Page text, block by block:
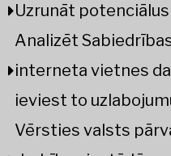
Uzrunāt
Analizēt
interneta vietnes
ieviest to
Vērsties valsts